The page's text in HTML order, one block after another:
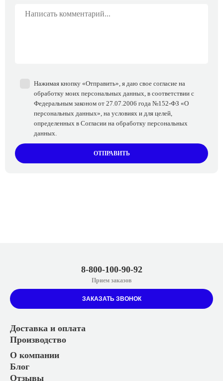
Нажимая кнопку «Отправить», я даю свое согласие на
обработку моих персональных данных, в соответствии с
Федеральным законом от 27.07.2006 года №152-ФЗ «О
персональных данных», на условиях и для целей,
определенных в Согласии на обработку персональных
данных.
ОТПРАВИТЬ
Доставка и оплата
Производство
О компании
Блог
Отзывы
8-800-100-90-92
Прием заказов
ЗАКАЗАТЬ ЗВОНОК